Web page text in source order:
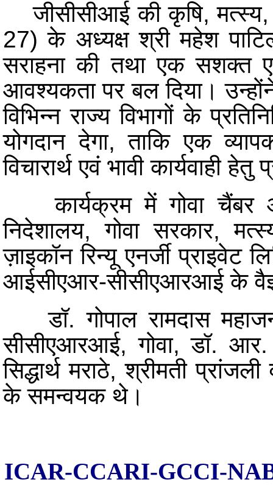
जीसीसीआई की कृषि, मत्स्य,
27) के अध्यक्ष श्री महेश
सराहना की तथा एक सशक्त
आवश्यकता पर बल दिया।
विभिन्न राज्य विभागों के
योगदान देगा, ताकि एक
विचारार्थ एवं भावी कार्यवाही
कार्यक्रम में गोवा चैंबर
निदेशालय, गोवा सरकार,
ज़ाइकॉन रिन्यू एनर्जी प्राइवेट
आईसीएआर-सीसीएआरआई के
डॉ. गोपाल रामदास
सीसीएआरआई, गोवा, डॉ.
सिद्धार्थ मराठे, श्रीमती
के समन्वयक थे।
ICAR-CCARI-GCCI-